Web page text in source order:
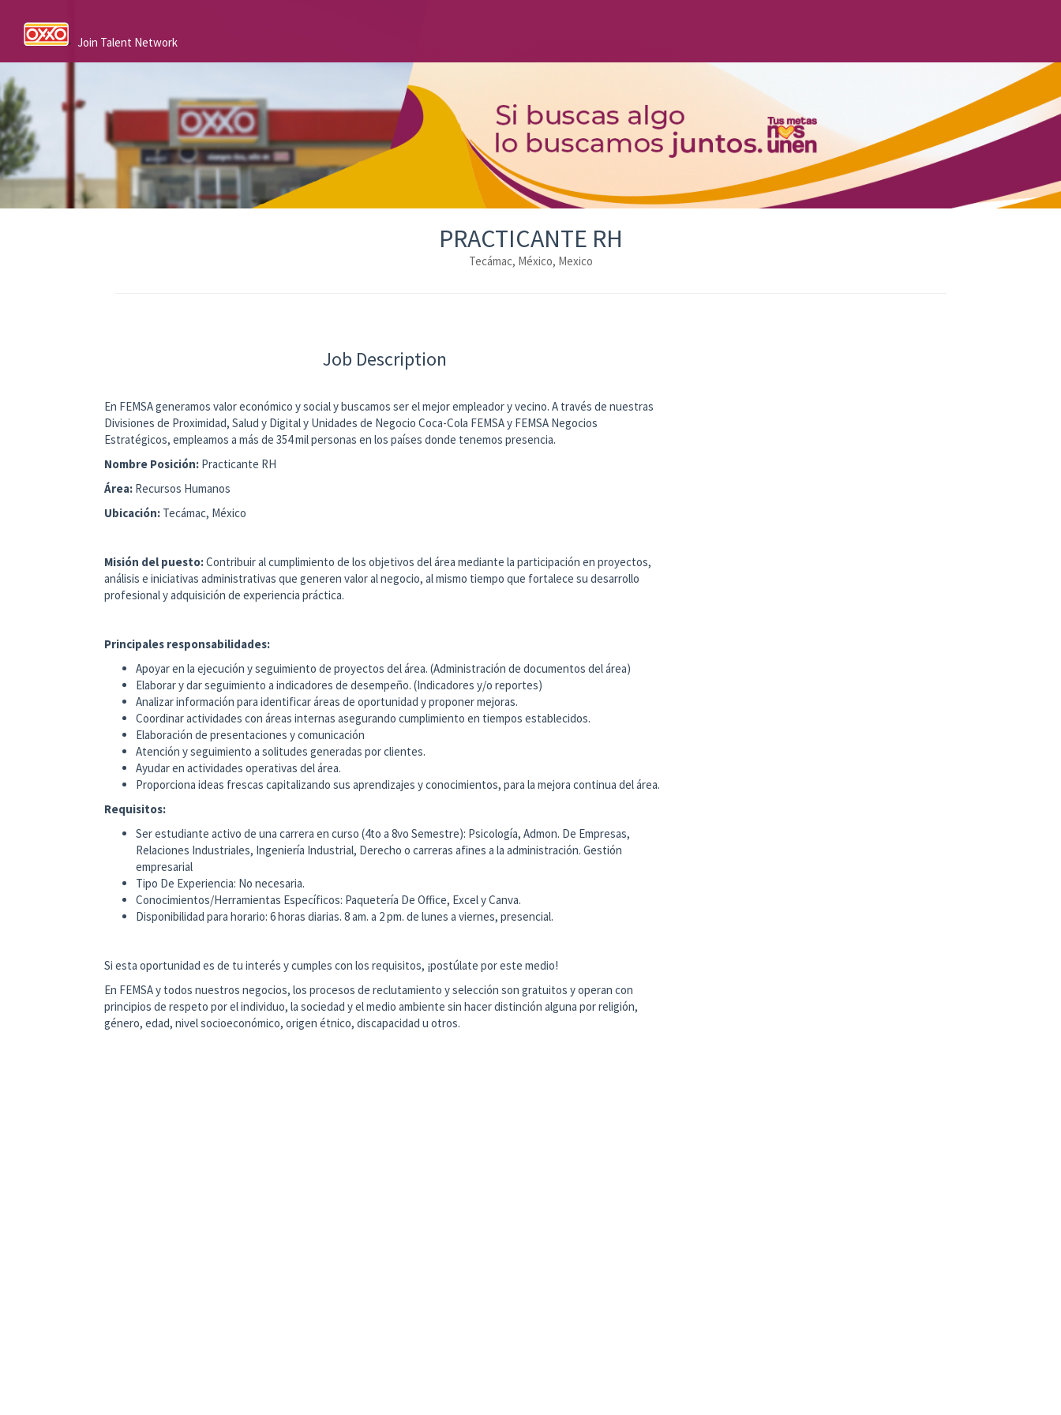
Join Talent Network
PRACTICANTE RH
Tecámac, México, Mexico
Job Description
En FEMSA generamos valor económico y social y buscamos ser el mejor empleador y vecino. A través de nuestras
Divisiones de Proximidad, Salud y Digital y Unidades de Negocio Coca-Cola FEMSA y FEMSA Negocios
Estratégicos, empleamos a más de 354 mil personas en los países donde tenemos presencia.
Nombre Posición: Practicante RH
Área: Recursos Humanos
Ubicación: Tecámac, México
Misión del puesto:Contribuir al cumplimiento de los objetivos del área mediante la participación en proyectos,
análisis e iniciativas administrativas que generen valor al negocio, al mismo tiempo que fortalece su desarrollo
profesional y adquisición de experiencia práctica.
Principales responsabilidades:
Apoyar en la ejecución y seguimiento de proyectos del área. (Administración de documentos del área)
Elaborar y dar seguimiento a indicadores de desempeño. (Indicadores y/o reportes)
Analizar información para identificar áreas de oportunidad y proponer mejoras.
Coordinar actividades con áreas internas asegurando cumplimiento en tiempos establecidos.
Elaboración de presentaciones y comunicación
Atención y seguimiento a solitudes generadas por clientes.
Ayudar en actividades operativas del área.
Proporciona ideas frescas capitalizando sus aprendizajes y conocimientos, para la mejora continua del área.
Requisitos:
Ser estudiante activo de una carrera en curso (4to a 8vo Semestre): Psicología, Admon. De Empresas,
Relaciones Industriales, Ingeniería Industrial, Derecho o carreras afines a la administración. Gestión
empresarial
Tipo De Experiencia: No necesaria.
Conocimientos/Herramientas Específicos: Paquetería De Office, Excel y Canva.
Disponibilidad para horario: 6 horas diarias. 8 am. a 2 pm. de lunes a viernes, presencial.
Si esta oportunidad es de tu interés y cumples con los requisitos, ¡postúlate por este medio!
En FEMSA y todos nuestros negocios, los procesos de reclutamiento y selección son gratuitos y operan con
principios de respeto por el individuo, la sociedad y el medio ambiente sin hacer distinción alguna por religión,
género, edad, nivel socioeconómico, origen étnico, discapacidad u otros.